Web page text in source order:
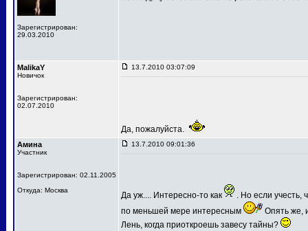
Зарегистрирован:
29.03.2010
MalikaY
Новичок
Зарегистрирован:
02.07.2010
13.7.2010 03:07:09
Да, пожалуйста.
Амина
Участник
Зарегистрирован: 02.11.2005
Откуда: Москва
13.7.2010 09:01:36
Да уж.... Интересно-то как
. Но если учесть,
по меньшей мере интересным
Опять же,
Лень, когда приоткроешь завесу тайны?